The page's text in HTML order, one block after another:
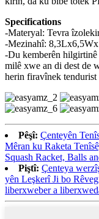
Specifications
-Materyal: Tevra
-Mezinahî:
-Du kemberên
milê xwe an di dest de
herin firavînek
Pêşî: Çenteyên
Mêran ku Raketa
Squash Racket, Balls
Piştî: Çenteya
yên Leşkerî Ji bo
liberxweber a